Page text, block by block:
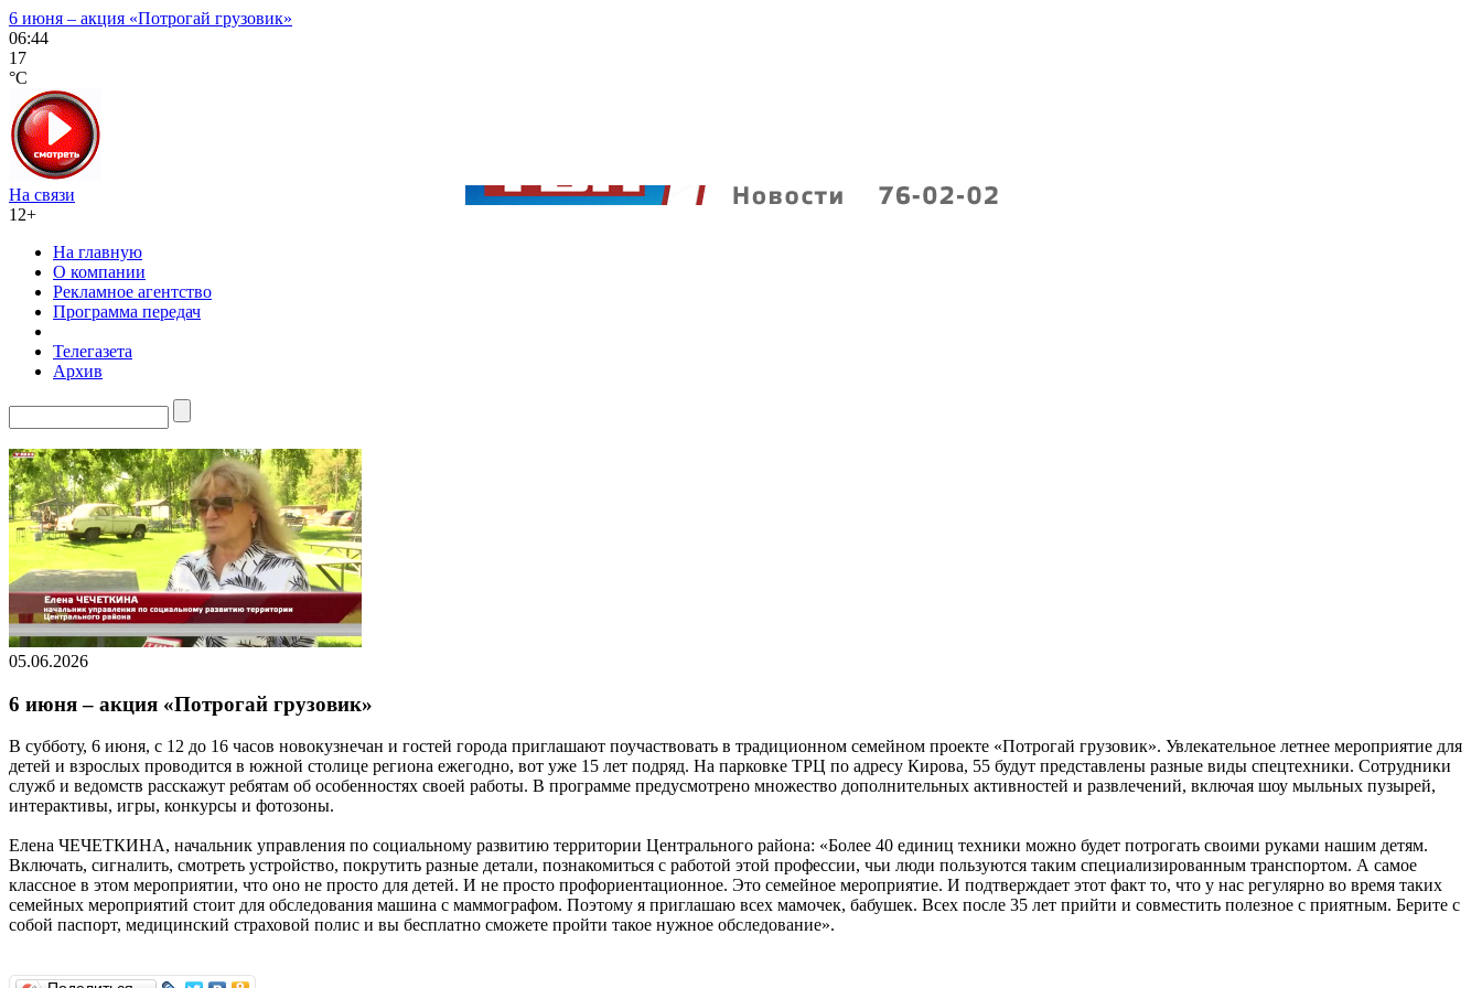
6 июня – акция «Потрогай грузовик»
06:44
17
°C
На связи
12+
На главную
О компании
Рекламное агентство
Программа передач
Телегазета
Архив
05.06.2026
6 июня – акция «Потрогай грузовик»
В субботу, 6 июня, с 12 до 16 часов новокузнечан и гостей города приглашают поучаствовать в традиционном семейном проекте «Потрогай грузовик». Увлекательное летнее мероприятие для
детей и взрослых проводится в южной столице региона ежегодно, вот уже 15 лет подряд. На парковке ТРЦ по адресу Кирова, 55 будут представлены разные виды спецтехники. Сотрудники
служб и ведомств расскажут ребятам об особенностях своей работы. В программе предусмотрено множество дополнительных активностей и развлечений, включая шоу мыльных пузырей,
интерактивы, игры, конкурсы и фотозоны.
Елена ЧЕЧЕТКИНА, начальник управления по социальному развитию территории Центрального района: «Более 40 единиц техники можно будет потрогать своими руками нашим детям.
Включать, сигналить, смотреть устройство, покрутить разные детали, познакомиться с работой этой профессии, чьи люди пользуются таким специализированным транспортом. А самое
классное в этом мероприятии, что оно не просто для детей. И не просто профориентационное. Это семейное мероприятие. И подтверждает этот факт то, что у нас регулярно во время таких
семейных мероприятий стоит для обследования машина с маммографом. Поэтому я приглашаю всех мамочек, бабушек. Всех после 35 лет прийти и совместить полезное с приятным. Берите с
собой паспорт, медицинский страховой полис и вы бесплатно сможете пройти такое нужное обследование».